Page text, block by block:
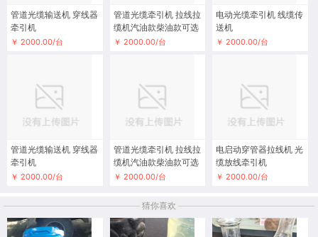
管道光缆输送机 穿线器
牵引机
￥ 2000.00/台
管道光缆牵引机 拉线拉
缆机汽油款柴油款可选
￥ 2000.00/台
电动光缆牵引机 线缆传
送机
￥ 2000.00/台
管道光缆输送机 穿线器
牵引机
￥ 2000.00/台
管道光缆牵引机 拉线拉
缆机汽油款柴油款可选
￥ 2000.00/台
电启动穿管器拉线机 光
缆放线牵引机
￥ 2000.00/台
猜你喜欢